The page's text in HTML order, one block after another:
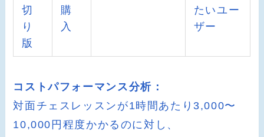
切
り
版
購
入
たいユー
ザー
コストパフォーマンス分析：
対面チェスレッスンが1時間あたり3,000〜
10,000円程度かかるのに対し、